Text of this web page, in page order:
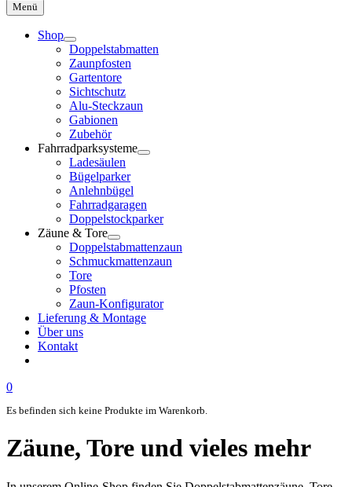
Menü
Shop
Doppelstabmatten
Zaunpfosten
Gartentore
Sichtschutz
Alu-Steckzaun
Gabionen
Zubehör
Fahrradparksysteme
Ladesäulen
Bügelparker
Anlehnbügel
Fahrradgaragen
Doppelstockparker
Zäune & Tore
Doppelstabmattenzaun
Schmuckmattenzaun
Tore
Pfosten
Zaun-Konfigurator
Lieferung & Montage
Über uns
Kontakt
0
Es befinden sich keine Produkte im Warenkorb.
Zäune, Tore und vieles mehr